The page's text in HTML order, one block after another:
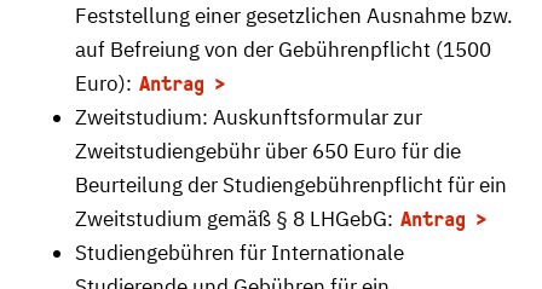
Feststellung einer gesetzlichen Ausnahme bzw.
auf Befreiung von der Gebührenpflicht (1500
Euro): Antrag
Zweitstudium: Auskunftsformular zur
Zweitstudiengebühr über 650 Euro für die
Beurteilung der Studiengebührenpflicht für ein
Zweitstudium gemäß § 8 LHGebG: Antrag
Studiengebühren für Internationale